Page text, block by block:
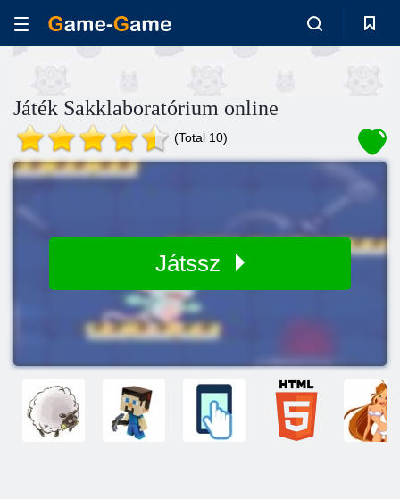
Játék Sakklaboratórium online
(Total 10)
Játssz